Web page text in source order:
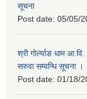
सूचना
Post date: 05/05/
श्री गोर्ल्याङ धाम
सरुवा सम्वन्धि सूचना ।
Post date: 01/18/